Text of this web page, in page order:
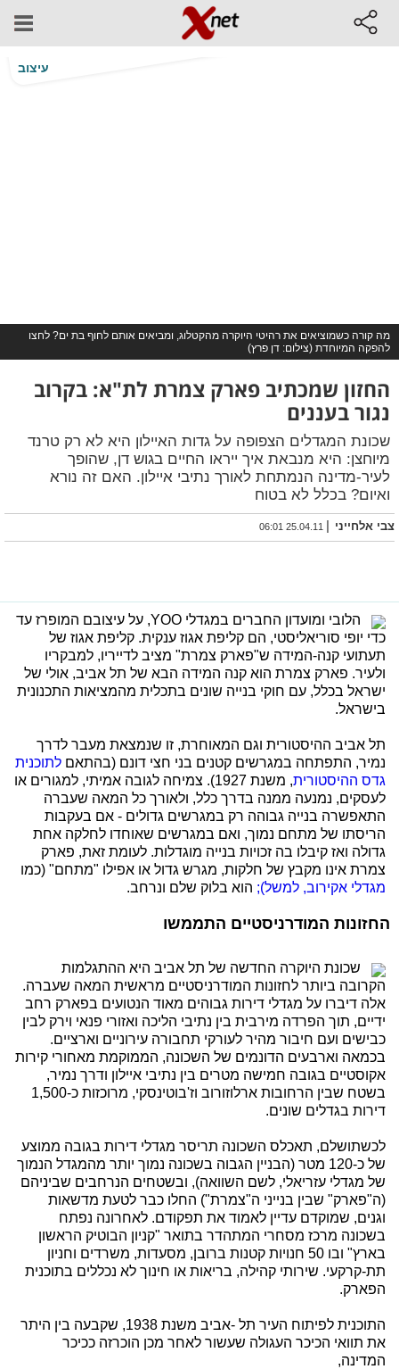
עיצוב
מה קורה כשמוציאים את רהיטי היוקרה מהקטלוג, ומביאים אותם לחוף בת ים? לחצו
להפקה המיוחדת (צילום: דן פרץ)
החזון שמכתיב פארק צמרת לת"א: בקרוב
נגור בעננים
שכונת המגדלים הצפופה על גדות האיילון היא לא רק טרנד
מיוחצן: היא מנבאת איך ייראו החיים בגוש דן, שהופך
לעיר-מדינה הנמתחת לאורך נתיבי איילון. האם זה נורא
ואיום? בכלל לא בטוח
צבי אלחייני |
25.04.11 06:01
הלובי ומועדון החברים במגדלי YOO, על עיצובם המופרז עד
כדי יופי סוריאליסטי, הם קליפת אגוז ענקית. קליפת אגוז של
תעתועי קנה-המידה ש"פארק צמרת" מציב לדייריו, למבקריו
ולעיר. פארק צמרת הוא קנה המידה הבא של תל אביב, אולי של
ישראל בכלל, עם חוקי בנייה שונים בתכלית מהמציאות התכנונית
בישראל.
תל אביב ההיסטורית וגם המאוחרת, זו שנמצאת מעבר לדרך
נמיר, התפתחה במגרשים קטנים בני חצי דונם (בהתאם לתוכנית
גדס ההיסטורית
, משנת 1927). צמיחה לגובה אמיתי, למגורים או
לעסקים, נמנעה ממנה בדרך כלל, ולאורך כל המאה שעברה
התאפשרה בנייה גבוהה רק במגרשים גדולים - אם בעקבות
הריסתו של מתחם נמוך, ואם במגרשים שאוחדו לחלקה אחת
גדולה ואז קיבלו בה זכויות בנייה מוגדלות. לעומת זאת, פארק
צמרת אינו מקבץ של חלקות, מגרש גדול או אפילו "מתחם" (כמו
מגדלי אקירוב, למשל); הוא בלוק שלם ונרחב.
החזונות המודרניסטיים התממשו
שכונת היוקרה החדשה של תל אביב היא ההתגלמות
הקרובה ביותר לחזונות המודרניסטיים מראשית המאה שעברה.
אלה דיברו על מגדלי דירות גבוהים מאוד הנטועים בפארק רחב
ידיים, תוך הפרדה מירבית בין נתיבי הליכה ואזורי פנאי וירק לבין
כבישים ועם חיבור מהיר לעורקי תחבורה עירוניים וארציים.
בכמאה וארבעים הדונמים של השכונה, הממוקמת מאחורי קירות
אקוסטיים בגובה חמישה מטרים בין נתיבי איילון ודרך נמיר,
בשטח שבין הרחובות ארלוזורוב וז'בוטינסקי, מרוכזות כ-1,500
דירות בגדלים שונים.
לכשתושלם, תאכלס השכונה תריסר מגדלי דירות בגובה ממוצע
של כ-120 מטר (הבניין הגבוה בשכונה נמוך יותר מהמגדל הנמוך
של מגדלי עזריאלי, לשם השוואה), ובשטחים הנרחבים שביניהם
(ה"פארק" שבין בנייני ה"צמרת") החלו כבר לטעת מדשאות
וגנים, שמוקדם עדיין לאמוד את תפקודם. לאחרונה נפתח
בשכונה מרכז מסחרי המתהדר בתואר "קניון הבוטיק הראשון
בארץ" ובו 50 חנויות קטנות ברובן, מסעדות, משרדים וחניון
תת-קרקעי. שירותי קהילה, בריאות או חינוך לא נכללים בתוכנית
הפארק.
התוכנית לפיתוח העיר תל -אביב משנת 1938, שקבעה בין היתר
את תוואי הכיכר העגולה שעשור לאחר מכן הוכרזה ככיכר
המדינה,